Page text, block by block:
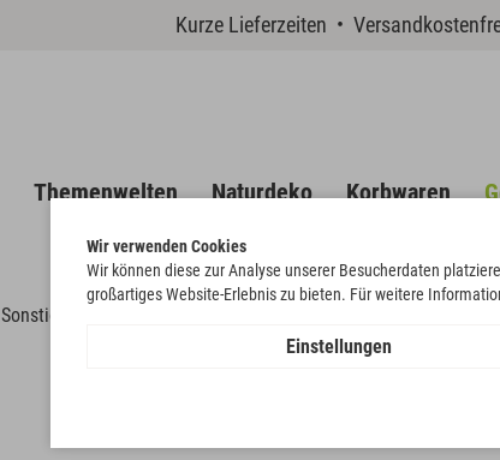
Kurze Lieferzeiten •
Themenwelten Naturdeko Korbwaren
Sonstige Gefäße
Wir verwenden Cookies
Wir können diese zur Analyse unserer Besucherdaten
großartiges Website-Erlebnis zu bieten. Für weitere
Einstellungen